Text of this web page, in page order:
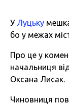
УЛуцьку
бо у межах
Про це у
начальниця
Оксана Лисак.
Чиновниця